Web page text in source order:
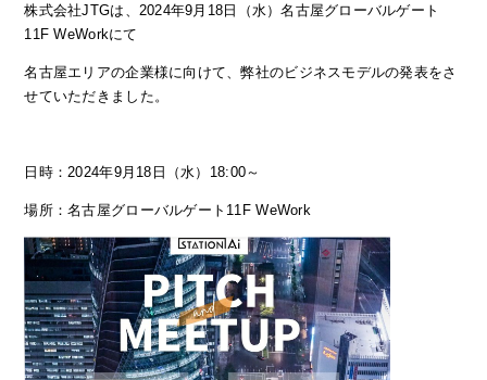
株式会社JTGは、2024年9月18日（水）名古屋グローバルゲート
11F WeWorkにて
名古屋エリアの企業様に向けて、弊社のビジネスモデルの発表をさ
せていただきました。
日時：2024年9月18日（水）18:00～
場所：名古屋グローバルゲート11F WeWork